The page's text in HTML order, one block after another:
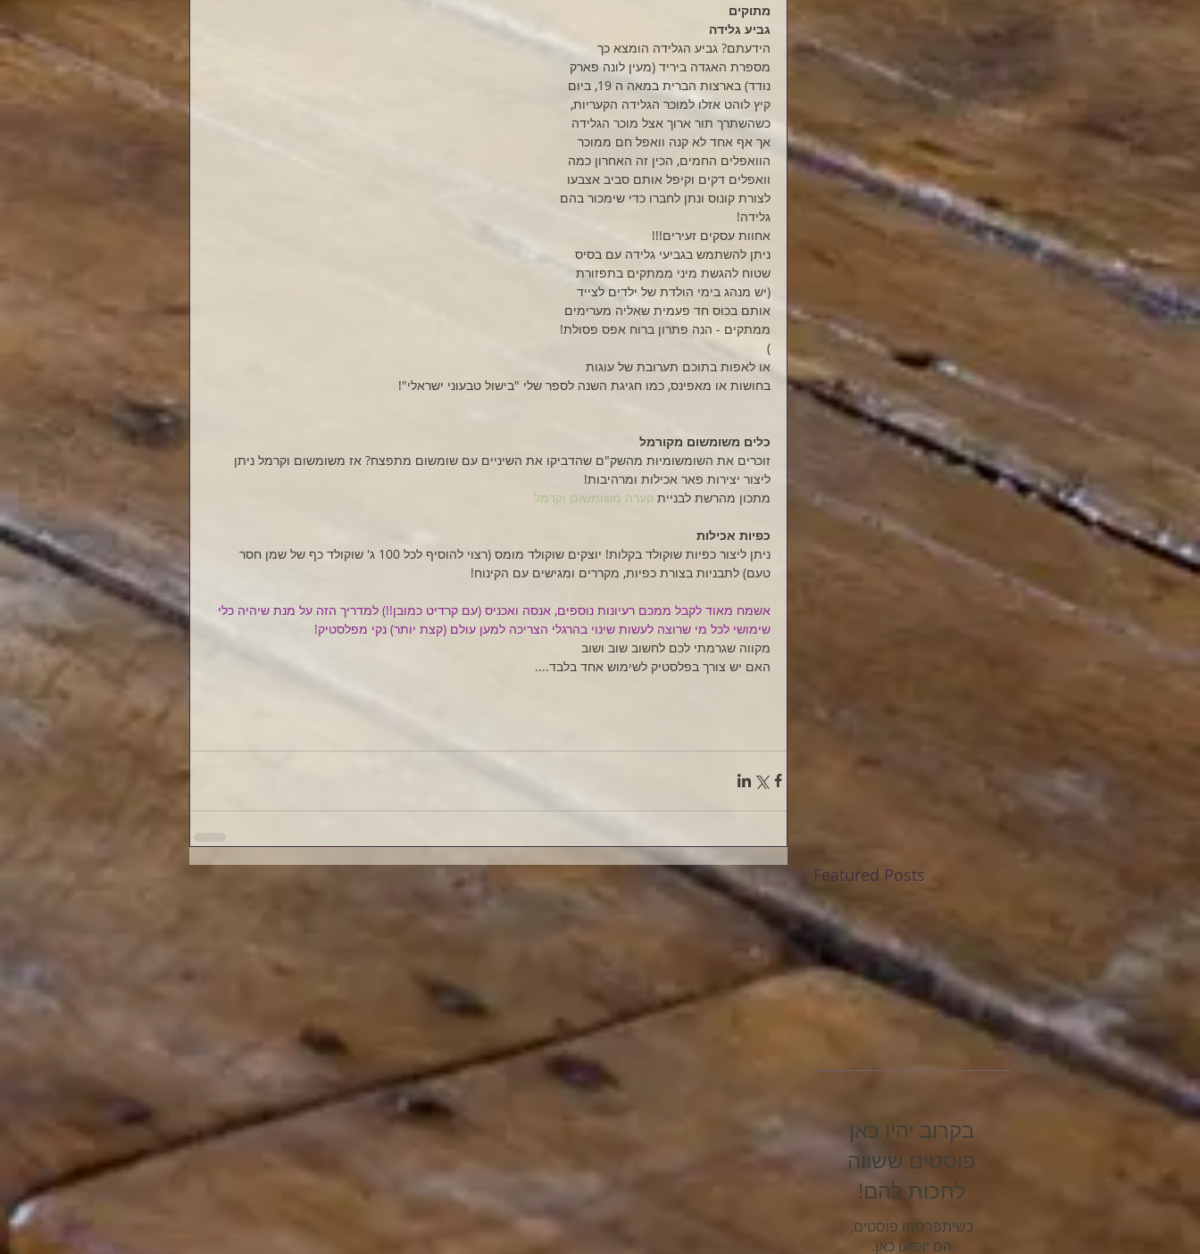
מתוקים
גביע גלידה
הידעתם? גביע הגלידה הומצא כך
מספרת האגדה ביריד (מעין לונה פארק
נודד) בארצות הברית במאה ה 19, ביום
קיץ לוהט אזלו למוכר הגלידה הקעריות,
כשהשתרך תור ארוך אצל מוכר הגלידה
אך אף אחד לא קנה וואפל חם ממוכר
הוואפלים החמים, הכין זה האחרון כמה
וואפלים דקים וקיפל אותם סביב אצבעו
לצורת קונוס ונתן לחברו כדי שימכור בהם
גלידה!
אחוות עסקים זעירים!!!
ניתן להשתמש בגביעי גלידה עם בסיס
שטוח להגשת מיני ממתקים בתפזורת
(יש מנהג בימי הולדת של ילדים לצייד
אותם בכוס חד פעמית שאליה מערימים
ממתקים - הנה פתרון ברוח אפס פסולת!
)
או לאפות בתוכם תערובת של עוגות
בחושות או מאפינס, כמו חגיגת השנה לספר שלי "בישול טבעוני ישראלי"!
כלים משומשום מקורמל
זוכרים את השומשומיות מהשק"ם שהדביקו את השיניים עם שומשום מתפצח? אז משומשום וקרמל ניתן
ליצור יצירות פאר אכילות ומרהיבות!
מתכון מהרשת לבניית קערה משומשום וקרמל
כפיות אכילות
ניתן ליצור כפיות שוקולד בקלות! יוצקים שוקולד מומס (רצוי להוסיף לכל 100 ג' שוקולד כף של שמן חסר
טעם) לתבניות בצורת כפיות, מקררים ומגישים עם הקינוח!
אשמח מאוד לקבל ממכם רעיונות נוספים, אנסה ואכניס (עם קרדיט כמובן!!) למדריך הזה על מנת שיהיה כלי
שימושי לכל מי שרוצה לעשות שינוי בהרגלי הצריכה למען עולם (קצת יותר) נקי מפלסטיק!
מקווה שגרמתי לכם לחשוב שוב ושוב
האם יש צורך בפלסטיק לשימוש אחד בלבד....
Featured Posts
בקרוב יהיו כאן
פוסטים ששווה
לחכות להם!
כשיתפרסמו פוסטים,
הם יופיעו כאן.